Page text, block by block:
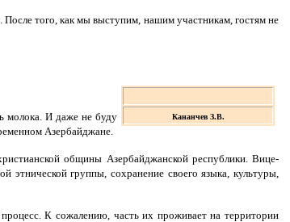
того, как мы выступим, нашим участникам, гостям не
Кананчев З.В.
молока. И даже не буду
Азербайджане.
общины Азербайджанской республики. Вице-
группы, сохранение своего языка, культуры,
К сожалению, часть их проживает на территории